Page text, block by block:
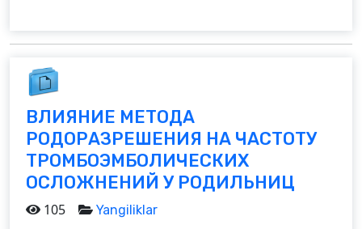
ВЛИЯНИЕ МЕТОДА
РОДОРАЗРЕШЕНИЯ НА ЧАСТОТУ
ТРОМБОЭМБОЛИЧЕСКИХ
ОСЛОЖНЕНИЙ У РОДИЛЬНИЦ
105 Yangiliklar